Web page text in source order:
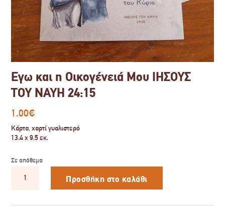
Εγω και η Οικογένειά Μου ΙΗΣΟΥΣ
ΤΟΥ ΝΑΥΗ 24:15
1.00€
Κάρτα, χαρτί γυαλιστερό
13.4 x 9.5 εκ.
Σε απόθεμα
Μου
Προσθήκη στο καλάθι